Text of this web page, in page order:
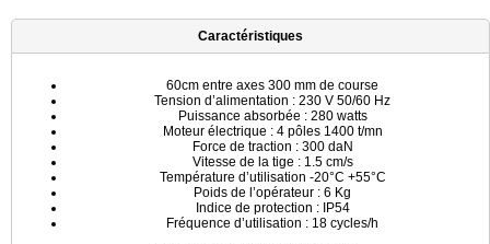
Caractéristiques
60cm entre axes 300 mm de course
Tension d’alimentation : 230 V 50/60 Hz
Puissance absorbée : 280 watts
Moteur électrique : 4 pôles 1400 t/mn
Force de traction : 300 daN
Vitesse de la tige : 1.5 cm/s
Température d’utilisation -20°C +55°C
Poids de l’opérateur : 6 Kg
Indice de protection : IP54
Fréquence d’utilisation : 18 cycles/h